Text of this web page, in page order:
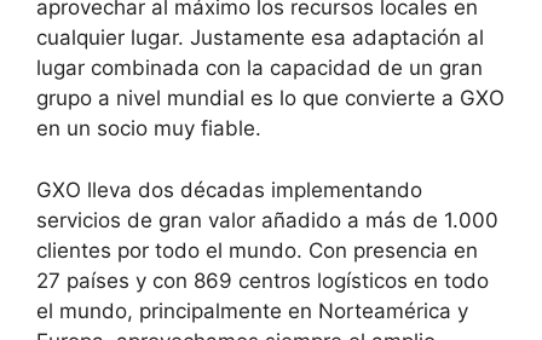
aprovechar al máximo los recursos locales en
cualquier lugar. Justamente esa adaptación al
lugar combinada con la capacidad de un gran
grupo a nivel mundial es lo que convierte a GXO
en un socio muy fiable.
GXO lleva dos décadas implementando
servicios de gran valor añadido a más de 1.000
clientes por todo el mundo. Con presencia en
27 países y con 869 centros logísticos en todo
el mundo, principalmente en Norteamérica y